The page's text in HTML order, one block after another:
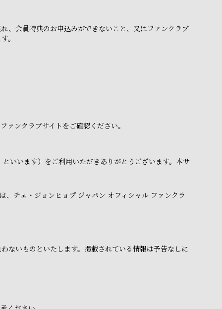
、会員特典のお申込みができないこと、又はファンクラブ
。
ンクラブサイトをご確認ください。
います）をご利用いただきありがとうございます。本サ
、チェ・ジョンヒョプ ジャパン オフィシャル ファンクラ
ないものといたします。掲載されている情報は予告なしに